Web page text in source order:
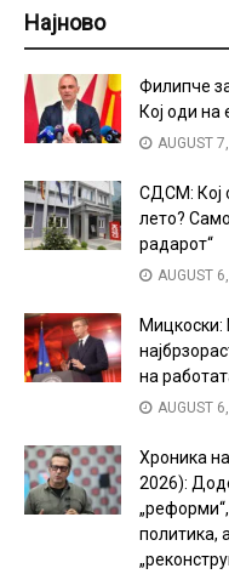
Најново
Филипче
Кој оди на
AUGUST
СДСМ: Кој
лето?
радарот“
AUGUST
Мицкоски:
на
AUGUST
Хроника
2026):
политика,